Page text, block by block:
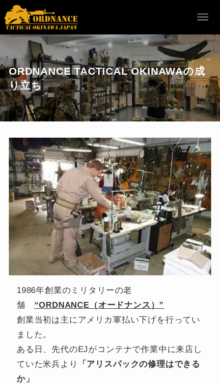
ORDNANCE TACTICAL OKINAWAの成
り立ち
1986年創業のミリタリーの老
舗
“ORDNANCE（オードナンス）”
創業当初は主にアメリカ軍払い下げを行ってい
ました。
ある日、先代のEJがコンテナで作業中に来店し
ていた米兵より
「アリスパックの修理はできる
か」